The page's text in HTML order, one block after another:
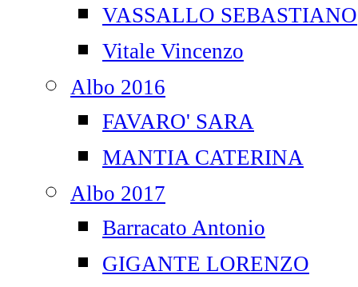
VASSALLO SEBASTIANO
Vitale Vincenzo
Albo 2016
FAVARO' SARA
MANTIA CATERINA
Albo 2017
Barracato Antonio
GIGANTE LORENZO